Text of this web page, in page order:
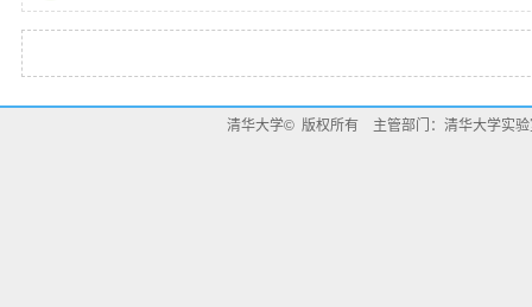
清华大学© 版权所有 主管部门：清华大学实